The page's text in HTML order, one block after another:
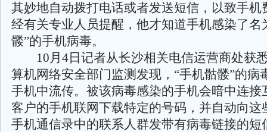
其妙地自动拨打电话或者发送短信，以致手机
经有关专业人员提醒，他才知道手机感染了名
髅”的手机病毒。
10月4日记者从长沙相关电信运营商处获
算机网络安全部门监测发现，“手机骷髅”的病
手机中流传。被该病毒感染的手机会暗中连接
客户的手机联网下载特定的号码，并自动向这
手机通信录中的联系人群发带有病毒链接的短